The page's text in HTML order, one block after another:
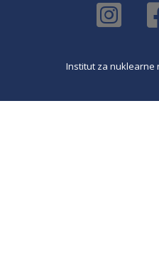
Institut za nuklearne